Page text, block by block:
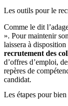
Les outils pour le
Comme le dit
». Pour maintenir
laissera à
recrutement des
d’offres d’emploi,
repères de
candidat.
Les étapes pour